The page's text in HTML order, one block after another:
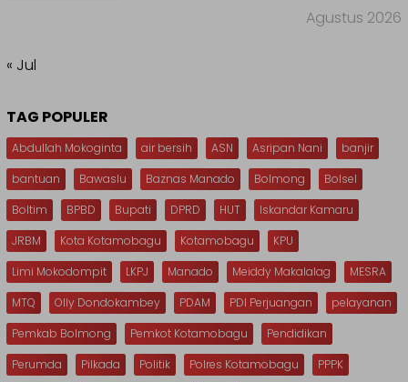
Agustus 2026
« Jul
TAG POPULER
Abdullah Mokoginta air bersih ASN Asripan Nani
banjir
bantuan
Bawaslu Baznas Manado Bolmong
Bolsel
Boltim
BPBD Bupati DPRD HUT
Iskandar Kamaru
JRBM
Kota Kotamobagu Kotamobagu
KPU
Limi Mokodompit
LKPJ Manado Meiddy Makalalag
MESRA
MTQ
Olly Dondokambey PDAM PDI Perjuangan
pelayanan
Pemkab Bolmong
Pemkot Kotamobagu
Pendidikan
Perumda
Pilkada Politik Polres Kotamobagu
PPPK